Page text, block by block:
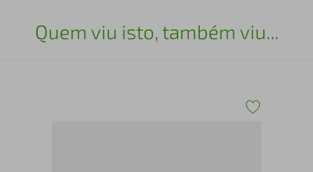
Quem viu isto, também viu...